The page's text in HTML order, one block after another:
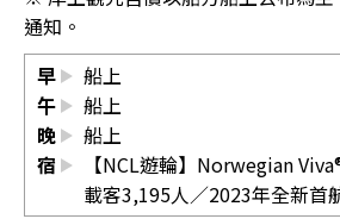
通知。
早
船上
午
船上
晚
船上
宿
【NCL遊輪】Norwegian
載客3,195人／2023年全新首航